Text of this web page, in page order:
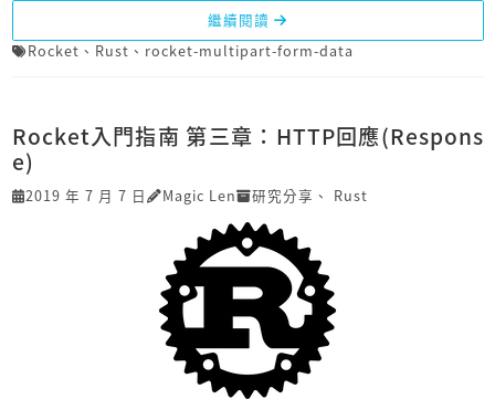
繼續閱讀
Rocket 、 Rust 、 rocket-multipart-form-data
Rocket入門指南 第三章：HTTP回應(Respons
e)
2019 年 7 月 7 日 Magic Len 研究分享 、 Rust